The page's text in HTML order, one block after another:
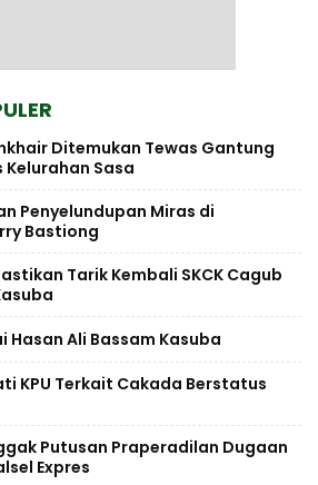
Ditemukan Tewas Gantung
Kelurahan Sasa
Penyelundupan Miras di
Bastiong
Tarik Kembali SKCK Cagub
Hasan Ali Bassam Kasuba
KPU Terkait Cakada Berstatus
Putusan Praperadilan Dugaan
Expres